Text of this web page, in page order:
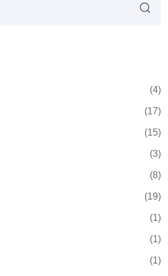
(4)
(17)
(15)
(3)
(8)
(19)
(1)
(1)
(1)